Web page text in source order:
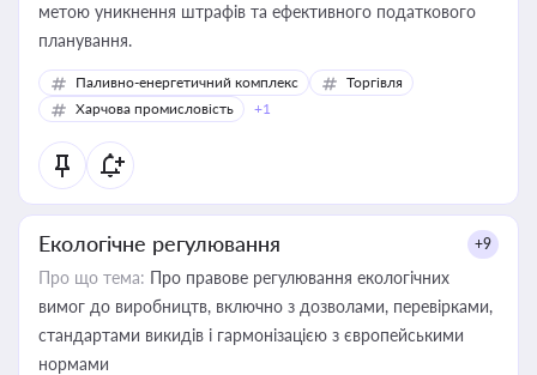
метою уникнення штрафів та ефективного податкового
планування.
Паливно-енергетичний комплекс
Торгівля
Харчова промисловість
+1
Екологічне регулювання +9
Про що тема: Про правове регулювання екологічних
вимог до виробництв, включно з дозволами, перевірками,
стандартами викидів і гармонізацією з європейськими
нормами